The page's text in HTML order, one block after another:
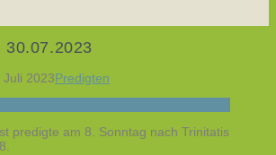
30.07.2023
Juli 2023Predigten
predigte am 8. Sonntag nach Trinitatis